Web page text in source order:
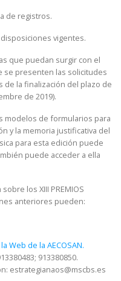
de registros.
vigentes.
que puedan surgir con el
se presenten las solicitudes
de la finalización del plazo de
de 2019).
modelos de formularios para
y la memoria justificativa del
para esta edición puede
puede acceder a ella
los XIII PREMIOS
anteriores pueden:
Web de la AECOSAN.
913380850.
estrategianaos@mscbs.es